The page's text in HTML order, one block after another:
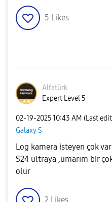
5 Likes
Alfatürk
Expert Level 5
‎02-19-202510:43 AM (Last
Galaxy S
Log kamera isteyen çok
S24 ultraya ,umarım bir
olur
2 Likes